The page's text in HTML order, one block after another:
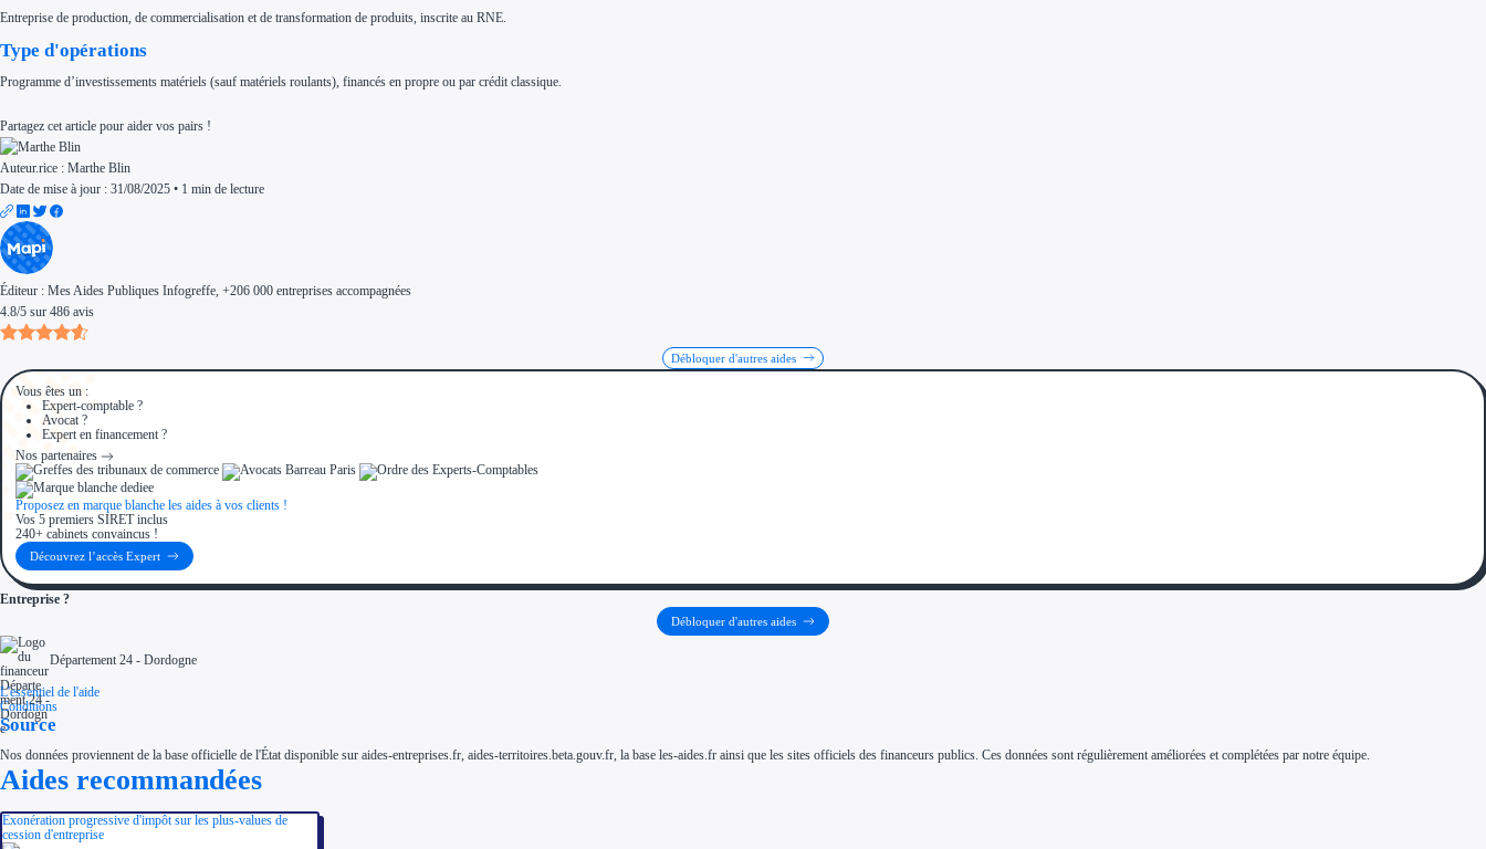
Aides Région Guyane
Couvertures
Nos tarifs
FAQ
Entreprise de production, de commercialisation et de transformation de produits, inscrite au RNE.
Type d'opérations
Programme d’investissements matériels (sauf matériels roulants), financés en propre ou par crédit classique.
Partagez cet article pour aider vos pairs !
Auteur.rice : Marthe Blin
Date de mise à jour : 31/08/2025 • 1 min de lecture
Éditeur : Mes Aides Publiques Infogreffe , +206 000 entreprises accompagnées
4.8/5 sur 486 avis
Débloquer d'autres aides
Vous êtes un :
Expert-comptable ?
Avocat ?
Expert en financement ?
Nos partenaires
Proposez en marque blanche les aides à vos clients !
Vos 5 premiers SIRET inclus
240+ cabinets convaincus !
Découvrez l’accès Expert
Entreprise ?
Débloquer d'autres aides
Département 24 - Dordogne
L'essentiel de l'aide
Conditions
Source
Nos données proviennent de la base officielle de l'État disponible sur aides-entreprises.fr, aides-territoires.beta.gouv.fr, la base les-aides.fr ainsi que les sites officiels des financeurs publics. Ces données sont régulièrement améliorées et complétées par notre équipe.
Aides recommandées
Exonération progressive d'impôt sur les plus-values de
cession d'entreprise